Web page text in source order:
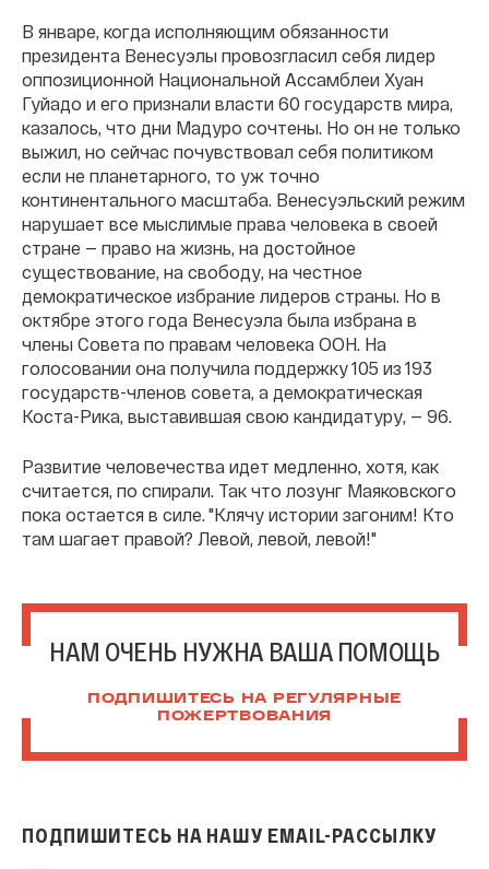
В январе, когда исполняющим обязанности
президента Венесуэлы провозгласил себя лидер
оппозиционной Национальной Ассамблеи Хуан
Гуйадо и его признали власти 60 государств мира,
казалось, что дни Мадуро сочтены. Но он не только
выжил, но сейчас почувствовал себя политиком
если не планетарного, то уж точно
континентального масштаба. Венесуэльский режим
нарушает все мыслимые права человека в своей
стране — право на жизнь, на достойное
существование, на свободу, на честное
демократическое избрание лидеров страны. Но в
октябре этого года Венесуэла была избрана в
члены Совета по правам человека ООН. На
голосовании она получила поддержку 105 из 193
государств-членов совета, а демократическая
Коста-Рика, выставившая свою кандидатуру, — 96.
Развитие человечества идет медленно, хотя, как
считается, по спирали. Так что лозунг Маяковского
пока остается в силе. "Клячу истории загоним! Кто
там шагает правой? Левой, левой, левой!"
НАМ ОЧЕНЬ НУЖНА ВАША ПОМОЩЬ
ПОДПИШИТЕСЬ НА РЕГУЛЯРНЫЕ
ПОЖЕРТВОВАНИЯ
ПОДПИШИТЕСЬ НА НАШУ EMAIL-РАССЫЛКУ